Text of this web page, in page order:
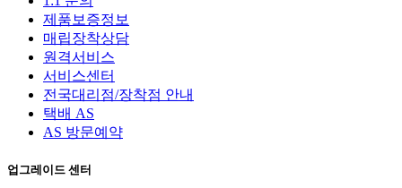
제품보증정보
매립장착상담
원격서비스
서비스센터
전국대리점/장착점 안내
택배 AS
AS 방문예약
업그레이드 센터